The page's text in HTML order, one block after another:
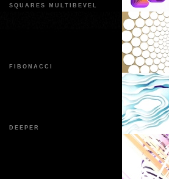
SQUARES MULTIBEVEL
FIBONACCI
DEEPER